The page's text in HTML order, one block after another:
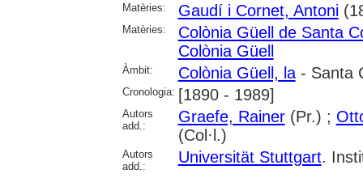
Matèries:
Gaudí i Cornet, Antoni
Matèries:
Colònia Güell de Santa
Colònia Güell
Àmbit: Colònia Güell, la- Santa
Cronologia: [1890 - 1989]
Autors
add.:
Graefe, Rainer(Pr.) ;
(Col·l.)
Autors
add.:
Universität Stuttgart.